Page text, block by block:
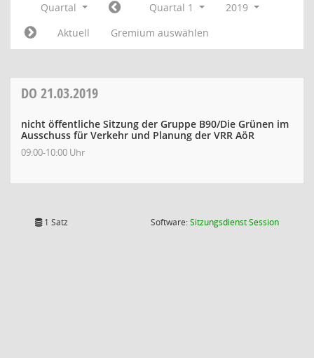
Quartal Quartal 1
2019
Aktuell
Gremium auswählen
DO 21.03.2019
nicht öffentliche Sitzung der Gruppe B90/Die Grünen im
Ausschuss für Verkehr und Planung der VRR AöR
09:00-10:00 Uhr
1 Satz Software:SitzungsdienstSession(Wird in